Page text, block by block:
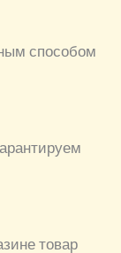
способом
товар